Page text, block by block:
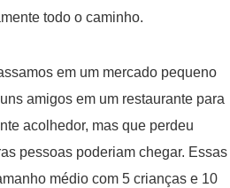
todo o caminho.
em um mercado pequeno
amigos em um restaurante para
acolhedor, mas que perdeu
pessoas poderiam chegar. Essas
médio com 5 crianças e 10